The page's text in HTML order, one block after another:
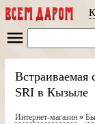
Встраиваемая
SRI в Кызыле
Интернет-магазин»